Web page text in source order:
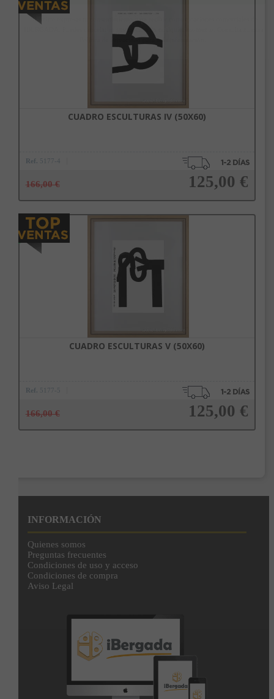
CUADRO ESCULTURAS IV (50X60)
Ref. 5177-4
166,00 € 125,00 €
CUADRO ESCULTURAS V (50X60)
Ref. 5177-5
166,00 € 125,00 €
Al unirte expresas tu consentimiento para recibir comunicaciones comerciales de
IBERGADA. Puedes cancelar tu suscripción en cualquier momento. Consulta nuestra
Política de Privacidad para más información.
INFORMACIÓN
Quienes somos
Preguntas frecuentes
Condiciones de uso y acceso
Condiciones de compra
Aviso Legal